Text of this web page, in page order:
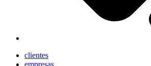
clientes
empresas